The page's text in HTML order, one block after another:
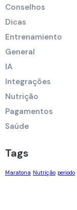
Conselhos
Dicas
Entrenamiento
General
IA
Integrações
Nutrição
Pagamentos
Saúde
Tags
Maratona Nutrição periodo